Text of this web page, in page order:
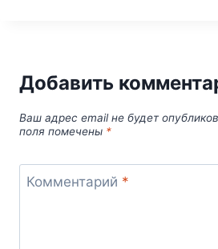
СПЕЦНАЗ
Добавить
Ваш адрес email не будет
поля помечены *
Комментарий *